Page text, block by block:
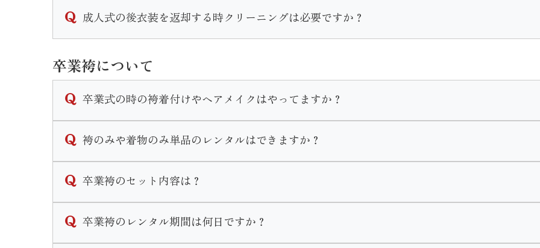
ご不明な点がございましたらお気軽に店舗までお問い合わせください。
成人式の後衣装を返却する時クリーニングは必要ですか？
ご着用後はそのまま後ご返却頂けます。
なお著しい汚れや破損等がある場合はご返却の際にスタッフまでお伝えいただきます様お願い致します。
卒業袴について
卒業式の時の袴着付けやヘアメイクはやってますか？
なお、着付けとヘアセットの予約は受け付けておりますがメイクの予約は受け付けておりませんのでご自
※衣装完全持ち込みでのお支度予約はご遠慮いただいておりますのでご了承くださいません。
袴のみや着物のみ単品のレンタルはできますか？
なお、草履のみや帯のみ等小物の単品レンタルはありません。
※振袖関連の衣装は単品レンタルは行っておりません。
卒業袴のセット内容は？
２尺袖・袴・襦袢・重ね衿・袴下帯・草履・巾着・肌着・着付け小物がセットになります。
卒業袴のレンタル期間は何日ですか？